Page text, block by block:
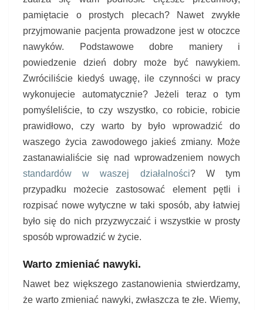
pamiętacie o prostych plecach? Nawet zwykłe
przyjmowanie pacjenta prowadzone jest w otoczce
nawyków. Podstawowe dobre maniery i
powiedzenie dzień dobry może być nawykiem.
Zwróciliście kiedyś uwagę, ile czynności w pracy
wykonujecie automatycznie? Jeżeli teraz o tym
pomyśleliście, to czy wszystko, co robicie, robicie
prawidłowo, czy warto by było wprowadzić do
waszego życia zawodowego jakieś zmiany. Może
zastanawialiście się nad wprowadzeniem nowych
standardów w waszej działalności? W tym
przypadku możecie zastosować element pętli i
rozpisać nowe wytyczne w taki sposób, aby łatwiej
było się do nich przyzwyczaić i wszystkie w prosty
sposób wprowadzić w życie.
Warto zmieniać nawyki.
Nawet bez większego zastanowienia stwierdzamy,
że warto zmieniać nawyki, zwłaszcza te złe. Wiemy,